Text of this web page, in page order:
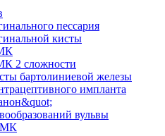
пессария
кисты
2 сложности
бартолиниевой железы
импланта
вульвы